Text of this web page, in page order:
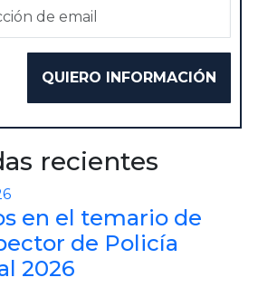
recientes
en el temario de
de Policía
2026